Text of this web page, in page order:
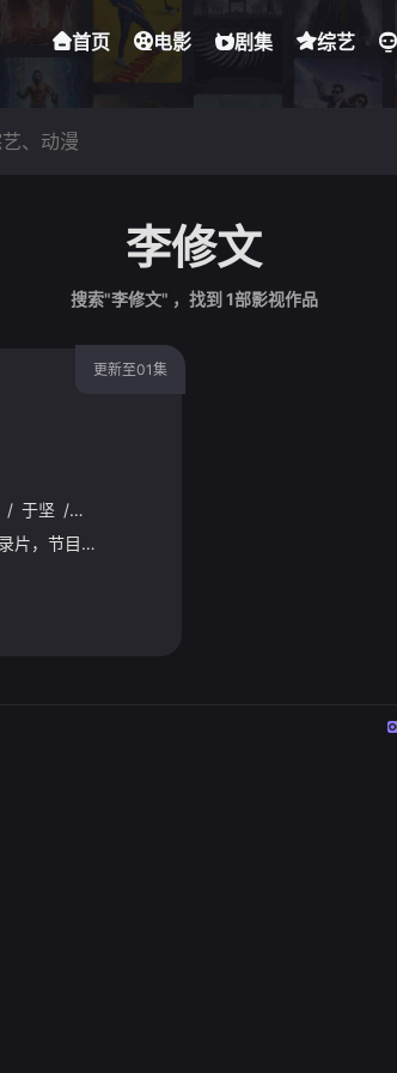
首页 电影 剧集 综艺
李修文
搜索"李修文" ，找到 1部影视作品
更新至01集
/ 于坚 / 谢有顺
《走进这片海》是一部海洋文化纪录片，节目特邀诺贝尔文学奖得主莫言题写片头，由广东省作家协会主席谢有顺担任总策划，并邀请刘亮程、麦家、于坚、李修文、许知远等知名作家参与录制。拍摄期间，作家们分赴福建沿海各地，围绕海洋历史、渔业生产、民间信仰、海岛生活、海洋饮食等主题，深入渔村、码头、海岛及各类民俗场所，以文学视角观察并呈现福建海洋文化的多元面貌。